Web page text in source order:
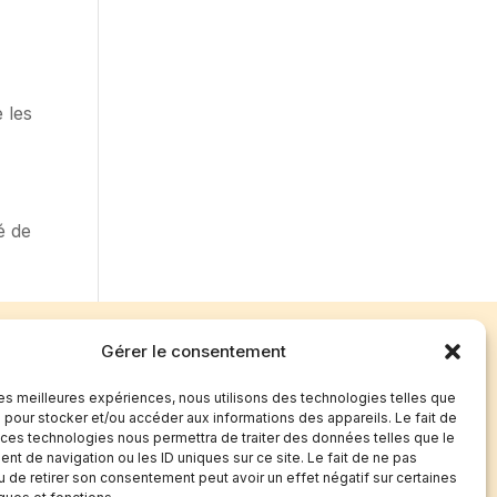
Gérer le consentement
meilleures expériences, nous utilisons des technologies telles que
stocker et/ou accéder aux informations des appareils. Le fait de
technologies nous permettra de traiter des données telles que le
de navigation ou les ID uniques sur ce site. Le fait de ne pas
de retirer son consentement peut avoir un effet négatif sur certaines
les
de
Avis clients